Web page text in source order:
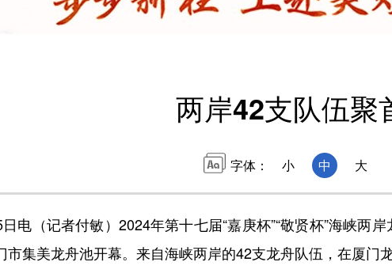
两岸42支队伍聚
字体： 小 中 大
（记者付敏）2024年第十七届“嘉庚杯”“敬贤杯”海峡两岸
市集美龙舟池开幕。来自海峡两岸的42支龙舟队伍，在厦门龙